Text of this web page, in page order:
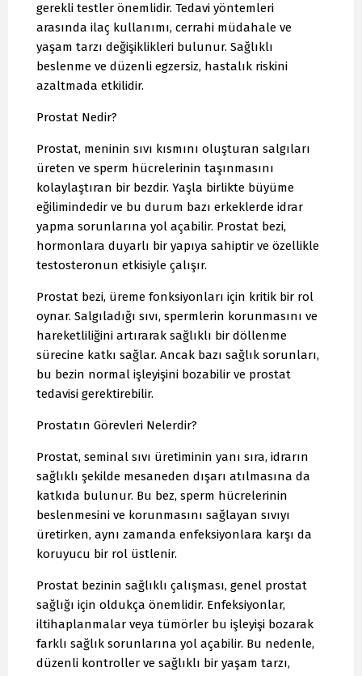
gerekli testler önemlidir. Tedavi yöntemleri
arasında ilaç kullanımı, cerrahi müdahale ve
yaşam tarzı değişiklikleri bulunur. Sağlıklı
beslenme ve düzenli egzersiz, hastalık riskini
azaltmada etkilidir.
Prostat Nedir?
Prostat, meninin sıvı kısmını oluşturan salgıları
üreten ve sperm hücrelerinin taşınmasını
kolaylaştıran bir bezdir. Yaşla birlikte büyüme
eğilimindedir ve bu durum bazı erkeklerde idrar
yapma sorunlarına yol açabilir. Prostat bezi,
hormonlara duyarlı bir yapıya sahiptir ve özellikle
testosteronun etkisiyle çalışır.
Prostat bezi, üreme fonksiyonları için kritik bir rol
oynar. Salgıladığı sıvı, spermlerin korunmasını ve
hareketliliğini artırarak sağlıklı bir döllenme
sürecine katkı sağlar. Ancak bazı sağlık sorunları,
bu bezin normal işleyişini bozabilir ve prostat
tedavisi gerektirebilir.
Prostatın Görevleri Nelerdir?
Prostat, seminal sıvı üretiminin yanı sıra, idrarın
sağlıklı şekilde mesaneden dışarı atılmasına da
katkıda bulunur. Bu bez, sperm hücrelerinin
beslenmesini ve korunmasını sağlayan sıvıyı
üretirken, aynı zamanda enfeksiyonlara karşı da
koruyucu bir rol üstlenir.
Prostat bezinin sağlıklı çalışması, genel prostat
sağlığı için oldukça önemlidir. Enfeksiyonlar,
iltihaplanmalar veya tümörler bu işleyişi bozarak
farklı sağlık sorunlarına yol açabilir. Bu nedenle,
düzenli kontroller ve sağlıklı bir yaşam tarzı,